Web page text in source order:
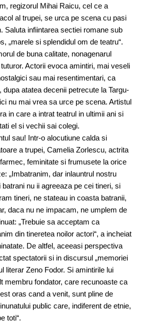
regizorul Mihai Raicu, cel ce a
al trupei, se urca pe scena cu pasi
Saluta infiintarea sectiei romane sub
„marele si splendidul om de teatru“.
de buna calitate, nonagenarul
Actorii evoca amintiri, mai veseli
sau mai resentimentari, ca
atatea decenii petrecute la Targu-
nu mai vrea sa urce pe scena. Artistul
in care a intrat teatrul in ultimii ani si
el si vechii sai colegi.
sau! Intr-o alocutiune calda si
a trupei, Camelia Zorlescu, actrita
feminitate si frumusete la orice
„Imbatranim, dar inlauntrul nostru
nu ii agreeaza pe cei tineri, si
tineri, ne stateau in coasta batranii,
daca nu ne impacam, ne umplem de
„Trebuie sa acceptam ca
din tineretea noilor actori“, a incheiat
De altfel, aceeasi perspectiva
spectatorii si in discursul „memoriei
literar Zeno Fodor. Si amintirile lui
membru fondator, care recunoaste ca
oras cand a venit, sunt pline de
public care, indiferent de etnie,
toti“.